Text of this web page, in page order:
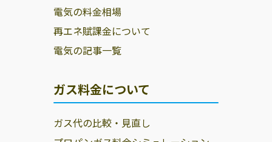
電気の料金相場
再エネ賦課金について
電気の記事一覧
ガス料金について
ガス代の比較・見直し